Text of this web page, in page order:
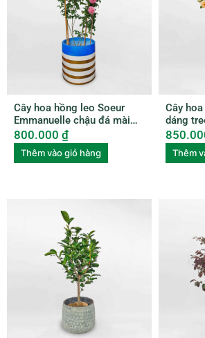
Cây hoa hồng leo Soeur
Emmanuelle chậu đá mài
ROSE003
800.000 ₫
Thêm vào giỏ hàng
Cây
dáng
Thêm